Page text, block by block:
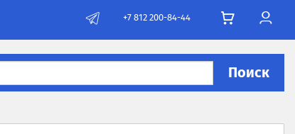
+7 812 200-84-44
Поиск